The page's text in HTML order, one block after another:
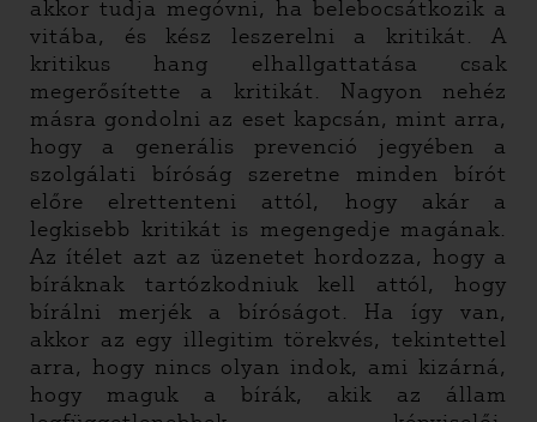
akkor tudja megóvni, ha belebocsátkozik a
vitába, és kész leszerelni a kritikát. A
kritikus hang elhallgattatása csak
megerősítette a kritikát. Nagyon nehéz
másra gondolni az eset kapcsán, mint arra,
hogy a generális prevenció jegyében a
szolgálati bíróság szeretne minden bírót
előre elrettenteni attól, hogy akár a
legkisebb kritikát is megengedje magának.
Az ítélet azt az üzenetet hordozza, hogy a
bíráknak tartózkodniuk kell attól, hogy
bírálni merjék a bíróságot. Ha így van,
akkor az egy illegitim törekvés, tekintettel
arra, hogy nincs olyan indok, ami kizárná,
hogy maguk a bírák, akik az állam